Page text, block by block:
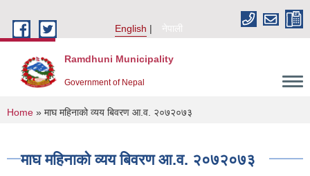
English
नेपाली
Ramdhuni Municipality
Government of Nepal
You are here
Home » माघ महिनाको व्यय बिवरण आ.व. २०७२०७३
माघ महिनाको व्यय बिवरण आ.व. २०७२०७३